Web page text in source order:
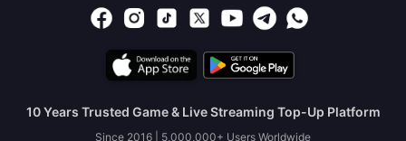
10 Years Trusted Game & Live Streaming Top-Up Platform
Since 2016 | 5,000,000+ Users Worldwide